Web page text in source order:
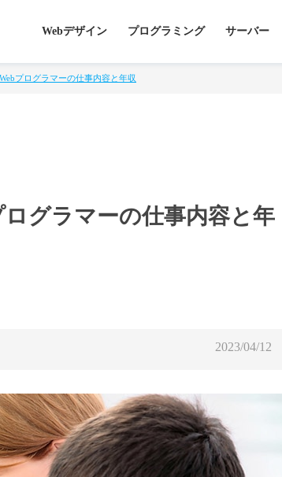
Webデザイン プログラミング サーバー
プログラマーの仕事内容と年収
グラマーの仕事内容と年
2023/04/12